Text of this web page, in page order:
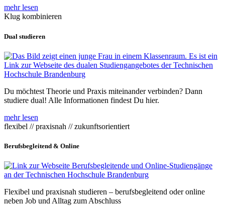
mehr lesen
Klug kombinieren
Dual studieren
Du möchtest Theorie und Praxis miteinander verbinden? Dann
studiere dual! Alle Informationen findest Du hier.
mehr lesen
flexibel // praxisnah // zukunftsorientiert
Berufsbegleitend & Online
Flexibel und praxisnah studieren – berufsbegleitend oder online
neben Job und Alltag zum Abschluss